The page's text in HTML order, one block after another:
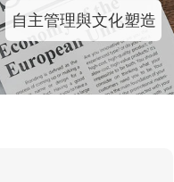
自主管理與文化塑造